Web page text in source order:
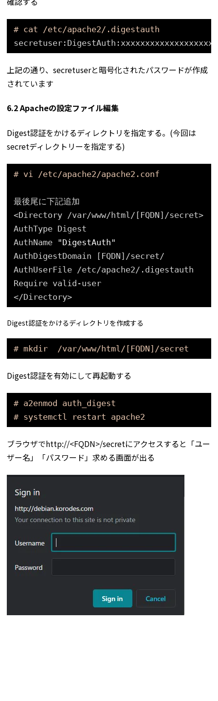
# cat /etc/apache2/.digestauth
上記の通り、secretuserと暗号化されたパスワードが作成
されています
6.2 Apacheの設定ファイル編集
Digest認証をかけるディレクトリを指定する。(今回は
secretディレクトリーを指定する)
# vi /etc/apache2/apache2.conf
最後尾に下記追加
<Directory /var/www/html/ [FQDN] /secret>
AuthType Digest
AuthName "DigestAuth"
AuthDigestDomain [FQDN] /secret/
AuthUserFile /etc/apache2/ .digestauth
Require valid-user
</Directory>
Digest認証をかけるディレクトリを作成する
# mkdir  /var/www/html/[FQDN]/secret
Digest認証を有効にして再起動する
# a2enmod auth_digest
# systemctl restart apache2
ブラウザでhttp://<FQDN>/secretにアクセスすると「ユー
ザー名」「パスワード」求める画面が出る